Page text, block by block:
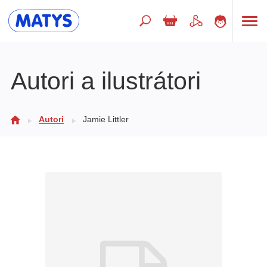
Doplnkový sortiment
Autori a ilustrátori
Autori Jamie Littler